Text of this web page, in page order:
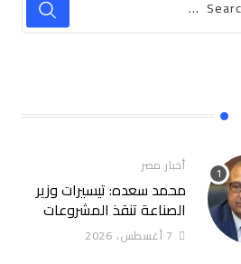
أخبار مصر
محمد سعده: تيسيرات وزير
الصناعة تنقذ المشروعات
المتعثرة وتعيد الثقة
للمستثمرين
7 أغسطس، 2026